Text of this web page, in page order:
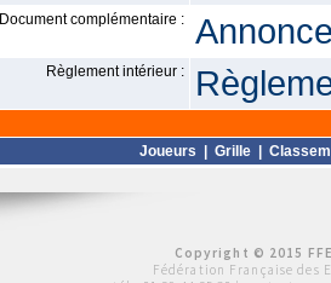
Document complémentaire :
Règlement intérieur :
Joueurs Grille|
Copyright © 2015
Fédération Française des